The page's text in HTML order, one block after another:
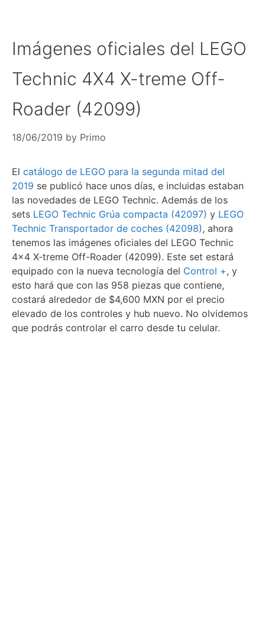
Imágenes oficiales del LEGO
Technic 4X4 X-treme Off-
Roader (42099)
18/06/2019 by Primo
El catálogo de LEGO para la segunda mitad del
2019 se publicó hace unos días, e incluidas estaban
las novedades de LEGO Technic. Además de los
sets LEGO Technic Grúa compacta (42097) y LEGO
Technic Transportador de coches (42098), ahora
tenemos las imágenes oficiales del LEGO Technic
4×4 X-treme Off-Roader (42099). Este set estará
equipado con la nueva tecnología del Control +, y
esto hará que con las 958 piezas que contiene,
costará alrededor de $4,600 MXN por el precio
elevado de los controles y hub nuevo. No olvidemos
que podrás controlar el carro desde tu celular.